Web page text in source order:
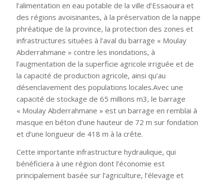
l’alimentation en eau potable de la ville d’Essaouira et
des régions avoisinantes, à la préservation de la nappe
phréatique de la province, la protection des zones et
infrastructures situées à l’aval du barrage « Moulay
Abderrahmane » contre les inondations, à
l’augmentation de la superficie agricole irriguée et de
la capacité de production agricole, ainsi qu’au
désenclavement des populations locales.Avec une
capacité de stockage de 65 millions m3, le barrage
« Moulay Abderrahmane » est un barrage en remblai à
masque en béton d’une hauteur de 72 m sur fondation
et d’une longueur de 418 m à la crête.
Cette importante infrastructure hydraulique, qui
bénéficiera à une région dont l’économie est
principalement basée sur l’agriculture, l’élevage et